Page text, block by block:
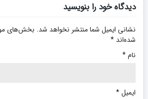
دیدگاه خود را بنویسید
نشانی ایمیل شما منتشر نخواهد شد. بخش‌های
شده‌اند *
نام*
ایمیل*